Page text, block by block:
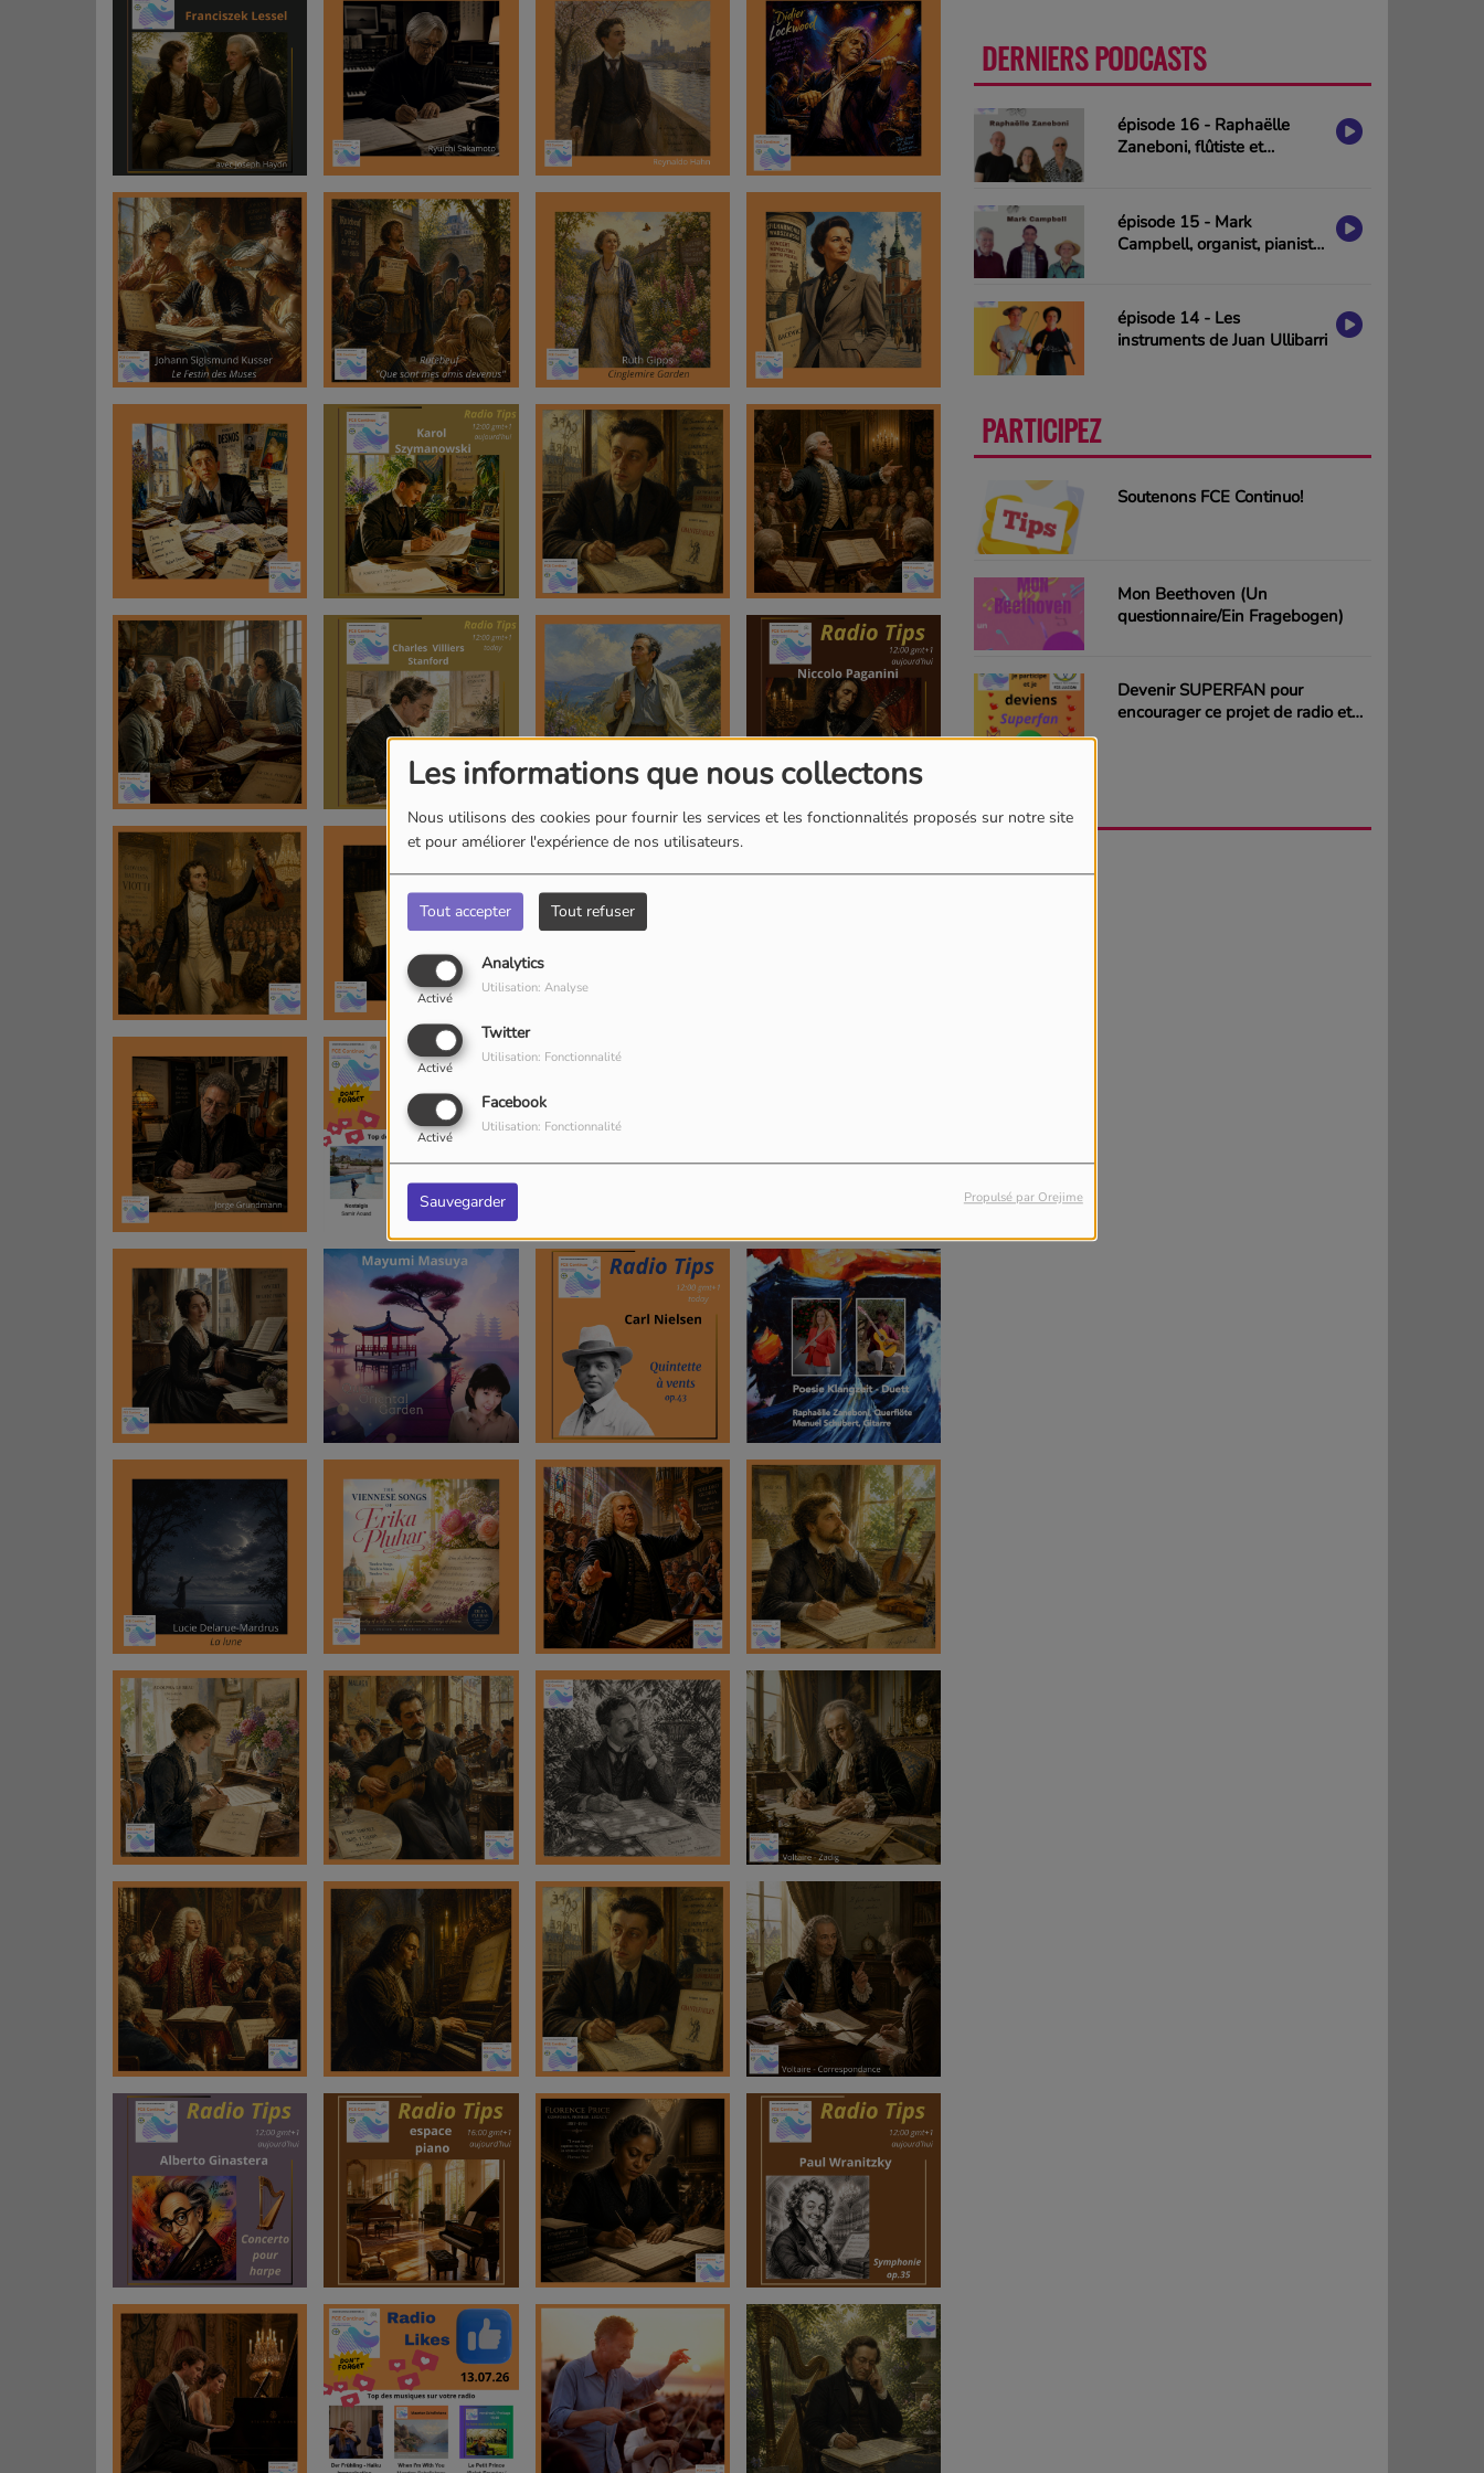
Les informations que nous collectons
Nous utilisons des cookies pour fournir les services et les fonctionnalités proposés sur notre site
et pour améliorer l'expérience de nos utilisateurs.
Tout accepter Tout refuser
Analytics
Activé
Utilisation: Analyse
Twitter
Activé
Utilisation: Fonctionnalité
Facebook
Activé
Utilisation: Fonctionnalité
Sauvegarder Propulsé par Orejime
DERNIERS PODCASTS
épisode 16 - Raphaëlle
Zaneboni, flûtiste et
épisode 15 - Mark
Campbell, organist, pianist
épisode 14 - Les
instruments de Juan Ullibarri
PARTICIPEZ
Soutenons FCE Continuo!
Mon Beethoven (Un
questionnaire/Ein Fragebogen)
Devenir SUPERFAN pour
encourager ce projet de radio et
AGENDA